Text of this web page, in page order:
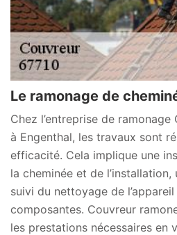
Le ramonage de
Chez l’entreprise de
à Engenthal, les travaux sont
efficacité. Cela implique une
la cheminée et de
suivi du nettoyage de
composantes. Couvreur
les prestations nécessaires en